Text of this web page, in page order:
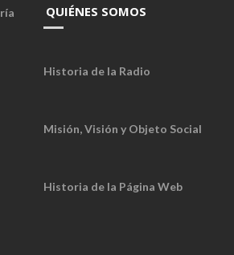
QUIÉNES SOMOS
Historia de la Radio
Misión, Visión y Objeto Social
Historia de la Página Web